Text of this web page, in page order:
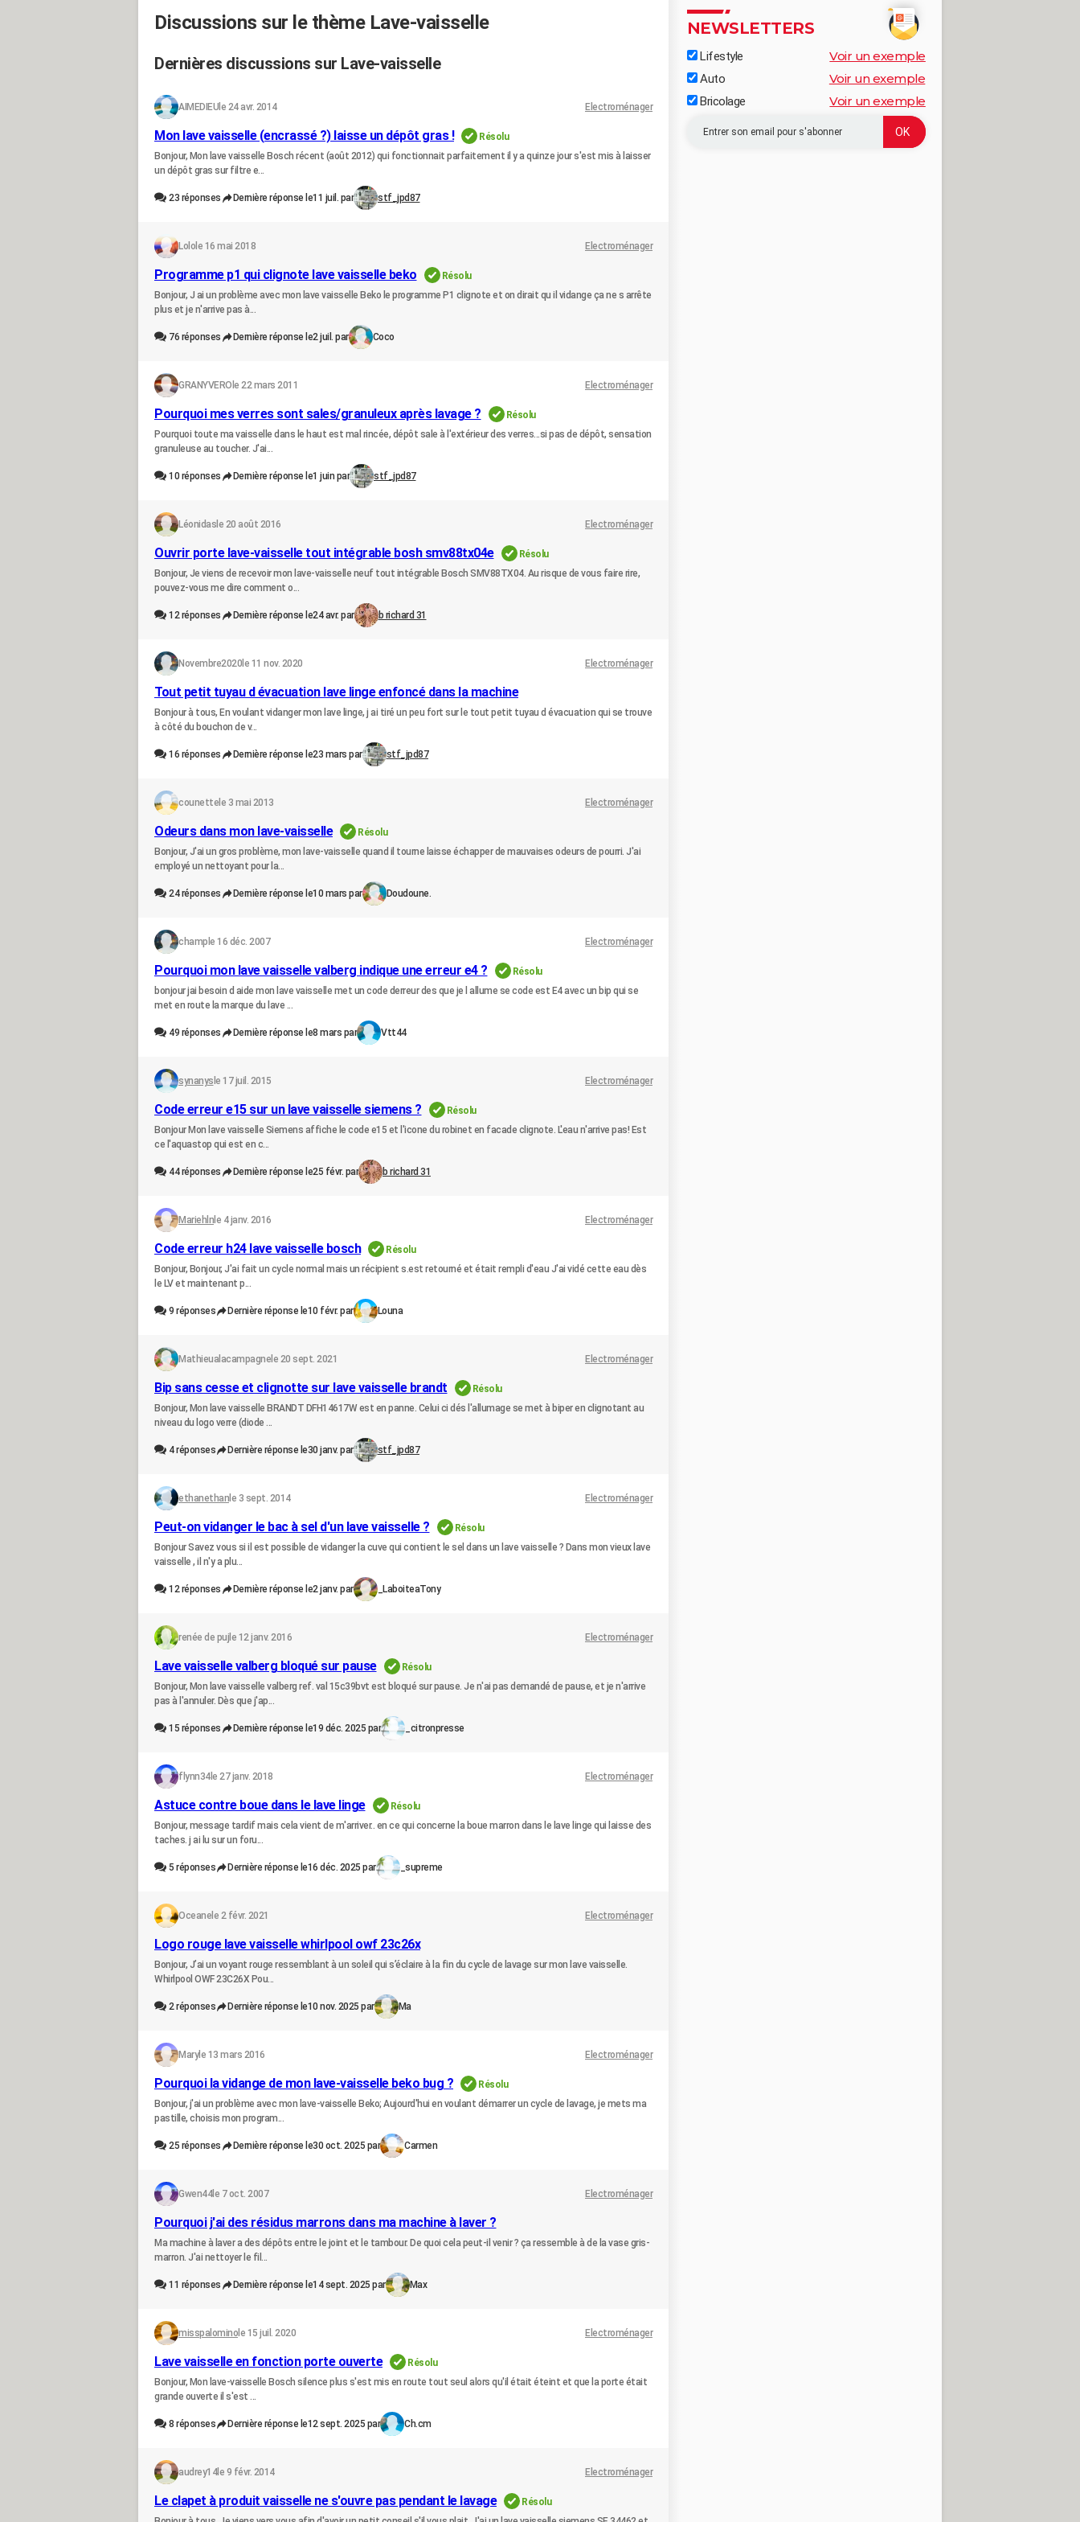
Discussions sur le thème Lave-vaisselle
Dernières discussions sur Lave-vaisselle
AIMEDIEU le 24 avr. 2014 Electroménager
Mon lave vaisselle (encrassé ?) laisse un dépôt gras !
Résolu
Bonjour, Mon lave vaisselle Bosch récent (août 2012) qui fonctionnait parfaitement il y a quinze jour s'est mis à laisser
un dépôt gras sur filtre e...
23 réponses Dernière réponse le11 juil. par stf_jpd87
Lolo le 16 mai 2018 Electroménager
Programme p1 qui clignote lave vaisselle beko
Résolu
Bonjour, J ai un problème avec mon lave vaisselle Beko le programme P1 clignote et on dirait qu il vidange ça ne s arrête
plus et je n'arrive pas à...
76 réponses Dernière réponse le2 juil. par Coco
GRANYVERO le 22 mars 2011 Electroménager
Pourquoi mes verres sont sales/granuleux après lavage ?
Résolu
Pourquoi toute ma vaisselle dans le haut est mal rincée, dépôt sale à l'extérieur des verres...si pas de dépôt, sensation
granuleuse au toucher. J'ai...
10 réponses Dernière réponse le1 juin par stf_jpd87
Léonidas le 20 août 2016 Electroménager
Ouvrir porte lave-vaisselle tout intégrable bosh smv88tx04e
Résolu
Bonjour, Je viens de recevoir mon lave-vaisselle neuf tout intégrable Bosch SMV88TX04. Au risque de vous faire rire,
pouvez-vous me dire comment o...
12réponses Dernière réponse le24 avr. par b richard 31
Novembre2020 le 11 nov. 2020 Electroménager
Tout petit tuyau d évacuation lave linge enfoncé dans la machine
Bonjour à tous, En voulant vidanger mon lave linge, j ai tiré un peu fort sur le tout petit tuyau d évacuation qui se trouve
à côté du bouchon de v...
16 réponses Dernière réponse le23 mars par stf_jpd87
counette le 3 mai 2013 Electroménager
Odeurs dans mon lave-vaisselle
Résolu
Bonjour, J'ai un gros problème, mon lave-vaisselle quand il tourne laisse échapper de mauvaises odeurs de pourri. J'ai
employé un nettoyant pour la...
24réponses Dernière réponse le10 mars par Doudoune.
champ le 16 déc. 2007 Electroménager
Pourquoi mon lave vaisselle valberg indique une erreur e4 ?
Résolu
bonjour jai besoin d aide mon lave vaisselle met un code derreur des que je l allume se code est E4 avec un bip qui se
met en route la marque du lave ...
49 réponses Dernière réponse le8 mars par Vtt44
synanys le 17 juil. 2015 Electroménager
Code erreur e15 sur un lave vaisselle siemens ?
Résolu
Bonjour Mon lave vaisselle Siemens affiche le code e15 et l'icone du robinet en facade clignote. L'eau n'arrive pas! Est
ce l'aquastop qui est en c...
44réponses Dernière réponse le25 févr. par b richard 31
Mariehln le 4 janv. 2016 Electroménager
Code erreur h24 lave vaisselle bosch
Résolu
Bonjour, Bonjour, J'ai fait un cycle normal mais un récipient s.est retourné et était rempli d'eau J'ai vidé cette eau dès
le LV et maintenant p...
9 réponses Dernière réponse le10 févr. par Louna
Mathieualacampagne le 20 sept. 2021 Electroménager
Bip sans cesse et clignotte sur lave vaisselle brandt
Résolu
Bonjour, Mon lave vaisselle BRANDT DFH14617W est en panne. Celui ci dés l'allumage se met à biper en clignotant au
niveau du logo verre (diode ...
4réponses Dernière réponse le30 janv. par stf_jpd87
ethanethan le 3 sept. 2014 Electroménager
Peut-on vidanger le bac à sel d'un lave vaisselle ?
Résolu
Bonjour Savez vous si il est possible de vidanger la cuve qui contient le sel dans un lave vaisselle ? Dans mon vieux lave
vaisselle , il n'y a plu...
12réponses Dernière réponse le2 janv. par _LaboiteaTony
renée de puj le 12 janv. 2016 Electroménager
Lave vaisselle valberg bloqué sur pause
Résolu
Bonjour, Mon lave vaisselle valberg ref. val 15c39bvt est bloqué sur pause. Je n'ai pas demandé de pause, et je n'arrive
pas à l'annuler. Dès que j'ap...
15 réponses Dernière réponse le19 déc. 2025 par _citronpresse
flynn34le 27 janv. 2018 Electroménager
Astuce contre boue dans le lave linge
Résolu
Bonjour, message tardif mais cela vient de m'arriver.. en ce qui concerne la boue marron dans le lave linge qui laisse des
taches. j ai lu sur un foru...
5 réponses Dernière réponse le16 déc. 2025 par _supreme
Oceane le 2 févr. 2021 Electroménager
Logo rouge lave vaisselle whirlpool owf 23c26x
Bonjour, J’ai un voyant rouge ressemblant à un soleil qui s’éclaire à la fin du cycle de lavage sur mon lave vaisselle.
Whirlpool OWF 23C26X Pou...
2réponses Dernière réponse le10 nov. 2025 par Ma
Maryle 13 mars 2016 Electroménager
Pourquoi la vidange de mon lave-vaisselle beko bug ?
Résolu
Bonjour, j'ai un problème avec mon lave-vaisselle Beko; Aujourd'hui en voulant démarrer un cycle de lavage, je mets ma
pastille, choisis mon program...
25 réponses Dernière réponse le30 oct. 2025 par Carmen
Gwen44le 7 oct. 2007 Electroménager
Pourquoi j'ai des résidus marrons dans ma machine à laver ?
Ma machine à laver a des dépôts entre le joint et le tambour. De quoi cela peut-il venir ? ça ressemble à de la vase gris-
marron. J'ai nettoyer le fil...
11 réponses Dernière réponse le14 sept. 2025 par Max
misspalomino le 15 juil. 2020 Electroménager
Lave vaisselle en fonction porte ouverte
Résolu
Bonjour, Mon lave-vaisselle Bosch silence plus s'est mis en route tout seul alors qu'il était éteint et que la porte était
grande ouverte il s'est ...
8 réponses Dernière réponse le12 sept. 2025 par Ch.cm
audrey14le 9 févr. 2014 Electroménager
Le clapet à produit vaisselle ne s'ouvre pas pendant le lavage
Résolu
NEWSLETTERS
Lifestyle Voir un exemple
Auto Voir un exemple
Bricolage Voir un exemple